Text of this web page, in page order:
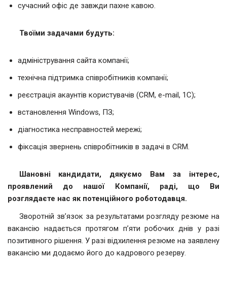
сучасний офіс де завжди пахне кавою.
Твоїми задачами будуть:
адміністрування сайта компанії;
технічна підтримка співробітників компанії;
реєстрація акаунтів користувачів (CRM, e-mail, 1С);
встановлення Windows, ПЗ;
діагностика несправностей мережі;
фіксація звернень співробітників в задачі в CRM.
Шановні кандидати, дякуємо Вам за інтерес,
проявлений до нашої Компанії, раді, що Ви
розглядаєте нас як потенційного роботодавця.
Зворотній зв’язок за результатами розгляду резюме на
вакансію надається протягом п’яти робочих днів у разі
позитивного рішення. У разі відхилення резюме на заявлену
вакансію ми додаємо його до кадрового резерву.